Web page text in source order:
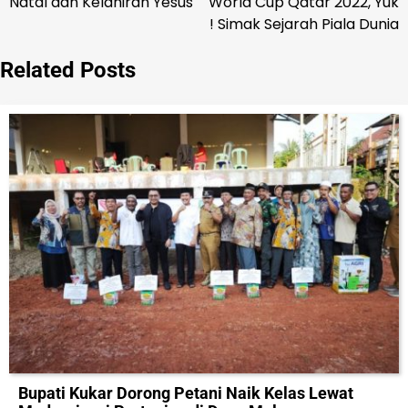
! Simak Sejarah Piala Dunia
Related Posts
Bupati Kukar Dorong Petani Naik Kelas Lewat